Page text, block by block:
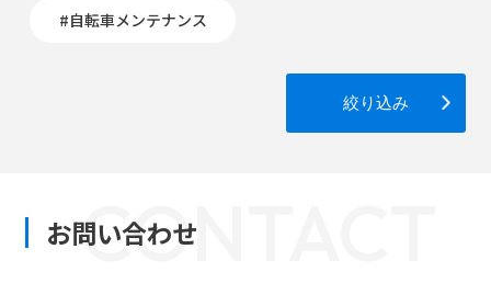
#自転車メンテナンス
絞り込み
CONTACT
お問い合わせ